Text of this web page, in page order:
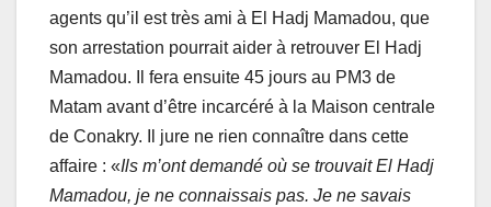
agents qu’il est très ami à El Hadj Mamadou, que
son arrestation pourrait aider à retrouver El Hadj
Mamadou. Il fera ensuite 45 jours au PM3 de
Matam avant d’être incarcéré à la Maison centrale
de Conakry. Il jure ne rien connaître dans cette
affaire : «Ils m’ont demandé où se trouvait El Hadj
Mamadou, je ne connaissais pas. Je ne savais